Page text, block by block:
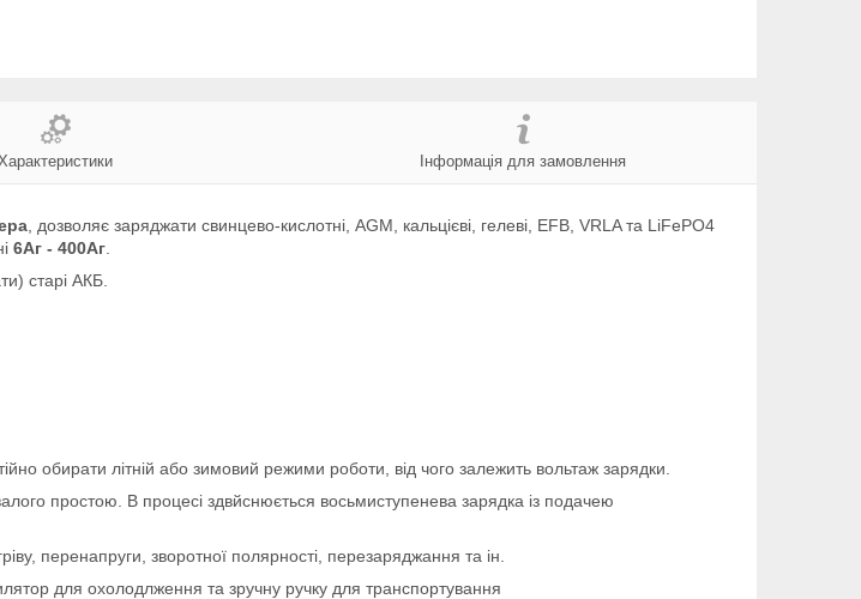
Інформація для замовлення
, дозволяє заряджати свинцево-кислотні, AGM, кальцієві, гелеві, EFB, VRLA та LiFePO4
6Аг - 400Аг
старі АКБ.
обирати літній або зимовий режими роботи, від чого залежить вольтаж зарядки.
простою. В процесі здвйснюється восьмиступенева зарядка із подачею
перенапруги, зворотної полярності, перезаряджання та ін.
для охолодлження та зручну ручку для транспортування